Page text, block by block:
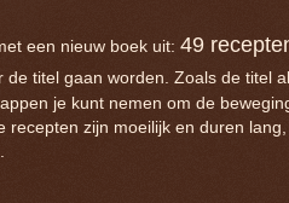
een nieuw boek uit: 49
de titel gaan worden. Zoals de titel
je kunt nemen om de
recepten zijn moeilijk en duren